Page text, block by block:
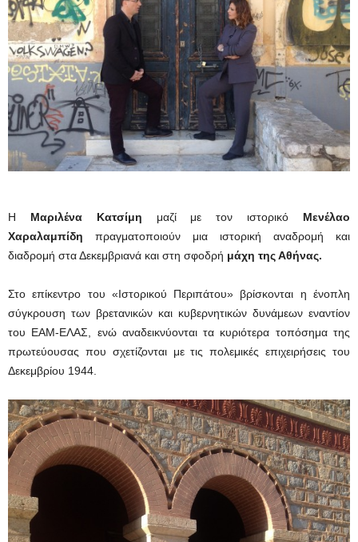
Η Μαριλένα Κατσίμη μαζί με τον ιστορικό Μενέλαο
Χαραλαμπίδη πραγματοποιούν μια ιστορική αναδρομή και
διαδρομή στα Δεκεμβριανά και στη σφοδρή μάχη της Αθήνας.
Στο επίκεντρο του «Ιστορικού Περιπάτου» βρίσκονται η ένοπλη
σύγκρουση των βρετανικών και κυβερνητικών δυνάμεων εναντίον
του ΕΑΜ-ΕΛΑΣ, ενώ αναδεικνύονται τα κυριότερα τοπόσημα της
πρωτεύουσας που σχετίζονται με τις πολεμικές επιχειρήσεις του
Δεκεμβρίου 1944.